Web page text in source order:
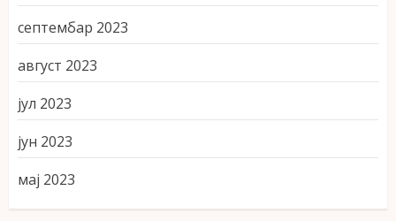
септембар 2023
август 2023
јул 2023
јун 2023
мај 2023